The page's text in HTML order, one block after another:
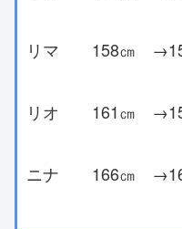
リマ 158㎝
リオ 161㎝
ニナ 166㎝